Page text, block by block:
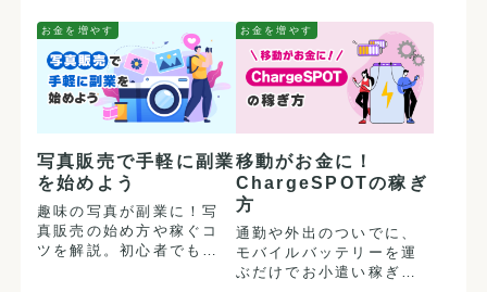
お金を増やす
写真販売で手軽に副業
を始めよう
趣味の写真が副業に！写
真販売の始め方や稼ぐコ
ツを解説。初心者でも手
お金を増やす
移動がお金に！
ChargeSPOTの稼ぎ
方
通勤や外出のついでに、
モバイルバッテリーを運
ぶだけでお小遣い稼ぎ？